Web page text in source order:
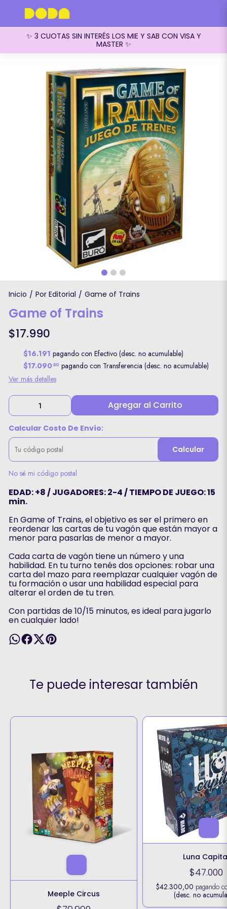
✨ 3 CUOTAS SIN INTERÉS LOS MIE Y SAB CON VISA Y
MASTER ✨
Inicio / Por Editorial / Game of Trains
Game of Trains
$17.990
$16.191 pagando con Efectivo (desc. no acumulable)
$17.090 50 pagando con Transferencia (desc. no acumulable)
Ver más detalles
Agregar al Carrito
Calcular Costo De Envío:
Calcular
No sé mi código postal
EDAD: +8 / JUGADORES: 2-4 / TIEMPO DE JUEGO: 15
min.
En Game of Trains, el objetivo es ser el primero en
reordenar las cartas de tu vagón que están mayor a
menor para pasarlas de menor a mayor.
Cada carta de vagón tiene un número y una
habilidad. En tu turno tenés dos opciones: robar una
carta del mazo para reemplazar cualquier vagón de
tu formación o usar una habilidad especial para
alterar el orden de tu tren.
Con partidas de 10/15 minutos, es ideal para jugarlo
en cualquier lado!
Te puede interesar también
Meeple Circus
Luna
$47.000
$42.300,00 pagando
(desc. no